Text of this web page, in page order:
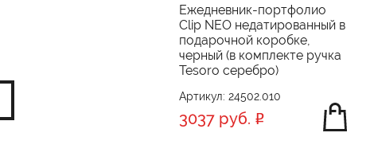
Ежедневник-портфолио
Clip NEO недатированный в
подарочной коробке,
черный (в комплекте ручка
Tesoro серебро)
Артикул: 24502.010
3037 руб.